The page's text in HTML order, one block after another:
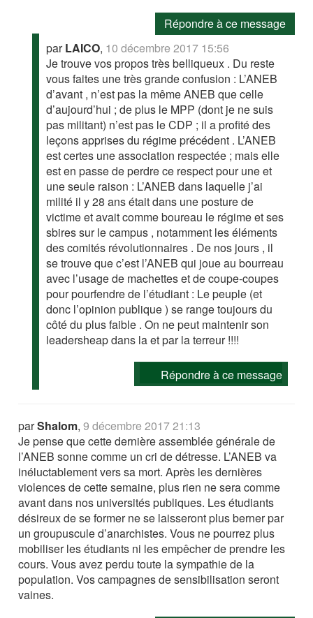
Répondre à ce message
parLAICO, 10 décembre 2017 15:56
Je trouve vos propos très belliqueux . Du reste
vous faites une très grande confusion : L’ANEB
d’avant , n’est pas la même ANEB que celle
d’aujourd’hui ; de plus le MPP (dont je ne suis
pas militant) n’est pas le CDP ; il a profité des
leçons apprises du régime précédent . L’ANEB
est certes une association respectée ; mais elle
est en passe de perdre ce respect pour une et
une seule raison : L’ANEB dans laquelle j’ai
milité il y 28 ans était dans une posture de
victime et avait comme boureau le régime et ses
sbires sur le campus , notamment les éléments
des comités révolutionnaires . De nos jours , il
se trouve que c’est l’ANEB qui joue au bourreau
avec l’usage de machettes et de coupe-coupes
pour pourfendre de l’étudiant : Le peuple (et
donc l’opinion publique ) se range toujours du
côté du plus faible . On ne peut maintenir son
leadersheap dans la et par la terreur !!!!
Répondre à ce message
parShalom,9 décembre 2017 21:13
Je pense que cette dernière assemblée générale de
l’ANEB sonne comme un cri de détresse. L’ANEB va
inéluctablement vers sa mort. Après les dernières
violences de cette semaine, plus rien ne sera comme
avant dans nos universités publiques. Les étudiants
désireux de se former ne se laisseront plus berner par
un groupuscule d’anarchistes. Vous ne pourrez plus
mobiliser les étudiants ni les empêcher de prendre les
cours. Vous avez perdu toute la sympathie de la
population. Vos campagnes de sensibilisation seront
vaines.